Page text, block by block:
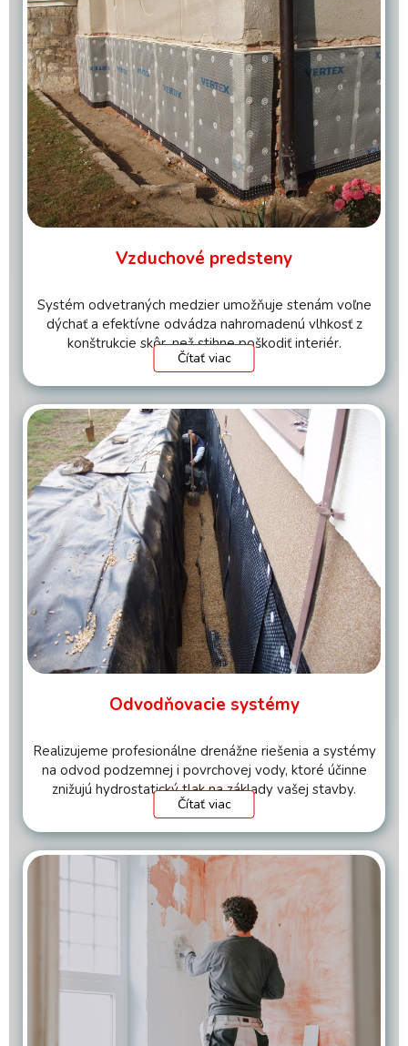
Vzduchové predsteny
Systém odvetraných medzier umožňuje stenám voľne
dýchať a efektívne odvádza nahromadenú vlhkosť z
konštrukcie skôr, než stihne poškodiť interiér.
Čítať viac
Odvodňovacie systémy
Realizujeme profesionálne drenážne riešenia a systémy
na odvod podzemnej i povrchovej vody, ktoré účinne
znižujú hydrostatický tlak na základy vašej stavby.
Čítať viac